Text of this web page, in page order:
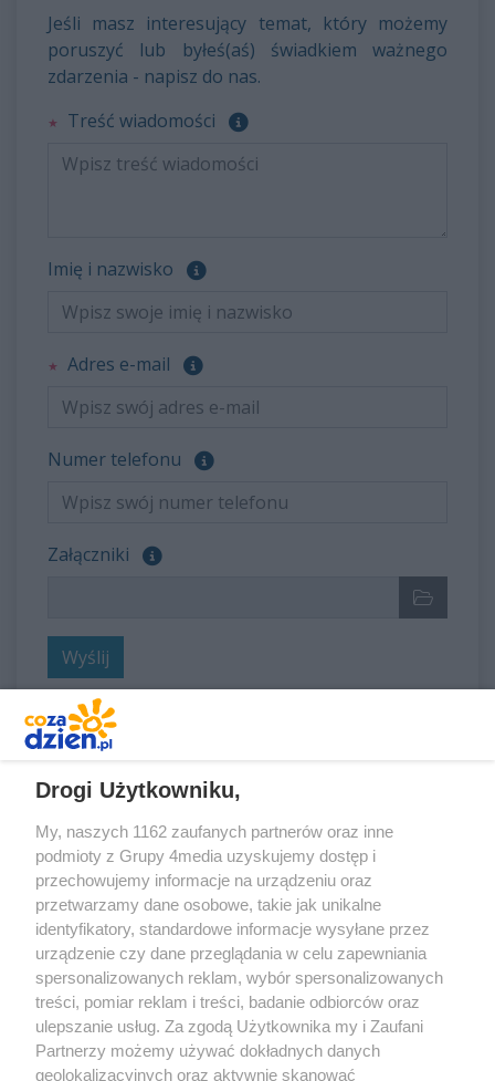
Jeśli masz interesujący temat, który możemy
poruszyć lub byłeś(aś) świadkiem ważnego
zdarzenia - napisz do nas.
Treść wiadomości
Pole wymagane
Imię i nazwisko Pole opcjonalne
Adres e-mail Pole wymagane
Numer telefonu Pole opcjonalne
Załączniki Załącz pliki, które chcesz wysłać. Pole
Wyślij
Prywatność Reklama Redakcja Praca Kielce
Drogi Użytkowniku,
My, naszych 1162 zaufanych partnerów oraz inne
podmioty z Grupy 4media uzyskujemy dostęp i
przechowujemy informacje na urządzeniu oraz
przetwarzamy dane osobowe, takie jak unikalne
identyfikatory, standardowe informacje wysyłane przez
urządzenie czy dane przeglądania w celu zapewniania
spersonalizowanych reklam, wybór spersonalizowanych
treści, pomiar reklam i treści, badanie odbiorców oraz
ulepszanie usług. Za zgodą Użytkownika my i Zaufani
Partnerzy możemy używać dokładnych danych
geolokalizacyjnych oraz aktywnie skanować